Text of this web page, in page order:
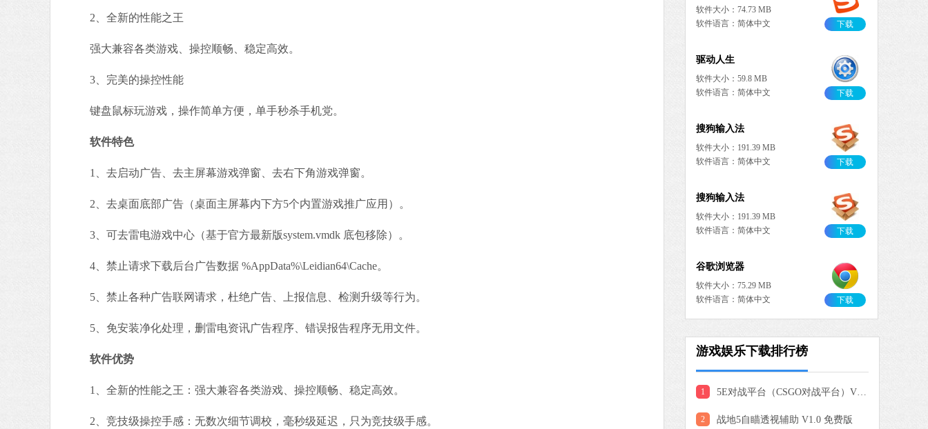
2、全新的性能之王
强大兼容各类游戏、操控顺畅、稳定高效。
3、完美的操控性能
键盘鼠标玩游戏，操作简单方便，单手秒杀手机党。
软件特色
1、去启动广告、去主屏幕游戏弹窗、去右下角游戏弹窗。
2、去桌面底部广告（桌面主屏幕内下方5个内置游戏推广应用）。
3、可去雷电游戏中心（基于官方最新版system.vmdk 底包移除）。
4、禁止请求下载后台广告数据 %AppData%\Leidian64\Cache。
5、禁止各种广告联网请求，杜绝广告、上报信息、检测升级等行为。
5、免安装净化处理，删雷电资讯广告程序、错误报告程序无用文件。
软件优势
1、全新的性能之王：强大兼容各类游戏、操控顺畅、稳定高效。
2、竞技级操控手感：无数次细节调校，毫秒级延迟，只为竞技级手感。
软件大小：74.73 MB
软件语言：简体中文
下载
驱动人生
软件大小：59.8 MB
软件语言：简体中文
下载
搜狗输入法
软件大小：191.39 MB
软件语言：简体中文
下载
搜狗输入法
软件大小：191.39 MB
软件语言：简体中文
下载
谷歌浏览器
软件大小：75.29 MB
软件语言：简体中文
下载
下载
软件大小：77.08 MB
游戏娱乐下载排行榜
1 5E对战平台（CSGO对战平台）V6.1.7 官方版
2 战地5自瞄透视辅助 V1.0 免费版